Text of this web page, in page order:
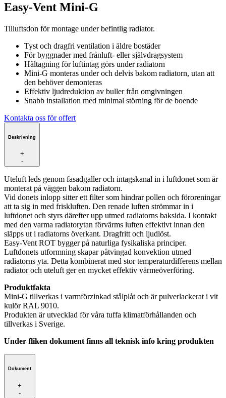
Easy-Vent Mini-G
Tilluftsdon för montage under befintlig radiator.
Tyst och dragfri ventilation i äldre bostäder
För byggnader med frånluft- eller självdragsystem
Håltagning för luftintag görs under radiatorn
Mini-G monteras under och delvis bakom radiatorn, utan att
den behöver demonteras
Effektiv ljudreduktion av buller från omgivningen
Snabb installation med minimal störning för de boende
Kontakta oss för offert
Beskrivning
+
-
Uteluft leds genom fasadgaller och intagskanal in i luftdonet som är
monterat på väggen bakom radiatorn.
Vid donets inlopp sitter ett filter som hindrar pollen och föroreningar
att ta sig in med friskluften. Den renade luften strömmar in i
luftdonet och styrs därefter upp utmed radiatorns baksida. I kontakt
med den varma radiatorytan förvärms luften effektivt innan den
släpps ut i radiatorns överkant. Dragfritt och ljudlöst.
Easy-Vent ROT bygger på naturliga fysikaliska principer.
Luftdonets utformning skapar påtvingad konvektion utmed
radiatorns yta. Detta kombinerat med stor temperaturdifferens mellan
radiator och uteluft ger en mycket effektiv värmeöverföring.
Produktfakta
Mini-G tillverkas i varmförzinkad stålplåt och är pulverlackerat i vit
kulör RAL 9010.
Produkten är utvecklad för våra tuffa klimatförhållanden och
tillverkas i Sverige.
Under fliken dokument finns all teknisk info kring produkten
Dokument
+
-